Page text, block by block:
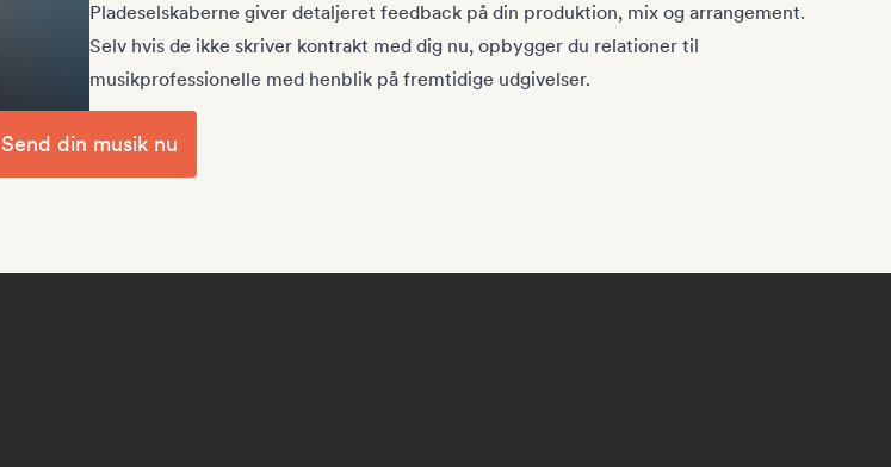
Pladeselskaberne giver detaljeret feedback på din produktion, mix og arrangement.
Selv hvis de ikke skriver kontrakt med dig nu, opbygger du relationer til
musikprofessionelle med henblik på fremtidige udgivelser.
Send din musik nu